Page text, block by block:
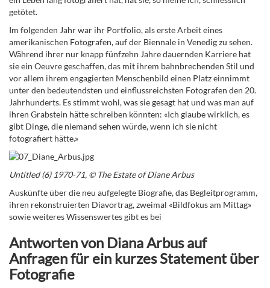
getötet.
Im folgenden Jahr war ihr Portfolio, als erste Arbeit eines
amerikanischen Fotografen, auf der Biennale in Venedig zu sehen.
Während ihrer nur knapp fünfzehn Jahre dauernden Karriere hat
sie ein Oeuvre geschaffen, das mit ihrem bahnbrechenden Stil und
vor allem ihrem engagierten Menschenbild einen Platz einnimmt
unter den bedeutendsten und einflussreichsten Fotografen den 20.
Jahrhunderts. Es stimmt wohl, was sie gesagt hat und was man auf
ihren Grabstein hätte schreiben könnten: «Ich glaube wirklich, es
gibt Dinge, die niemand sehen würde, wenn ich sie nicht
fotografiert hätte.»
Untitled (6) 1970-71, © The Estate of Diane Arbus
Auskünfte über die neu aufgelegte Biografie, das Begleitprogramm,
ihren rekonstruierten Diavortrag, zweimal «Bildfokus am Mittag»
sowie weiteres Wissenswertes gibt es bei
Antworten von Diana Arbus auf
Anfragen für ein kurzes Statement über
Fotografie